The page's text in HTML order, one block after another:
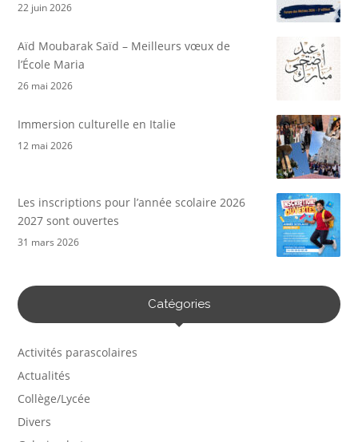
22 juin 2026
Aïd Moubarak Saïd – Meilleurs vœux de
l’École Maria
26 mai 2026
Immersion culturelle en Italie
12 mai 2026
Les inscriptions pour l’année scolaire 2026
2027 sont ouvertes
31 mars 2026
Catégories
Activités parascolaires
Actualités
Collège/Lycée
Divers